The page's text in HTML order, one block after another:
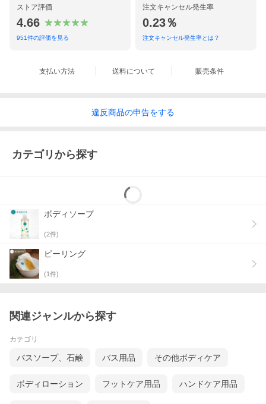
ストア評価
4.66
951件の評価を見る
注文キャンセル発生率
0.23％
注文キャンセル発生率とは？
支払い方法 送料について 販売条件
違反商品の申告をする
カテゴリから探す
ボディソープ
(2件)
ピーリング
(1件)
関連ジャンルから探す
カテゴリ
バスソープ、石鹸 バス用品 その他ボディケア
ボディローション フットケア用品 ハンドケア用品